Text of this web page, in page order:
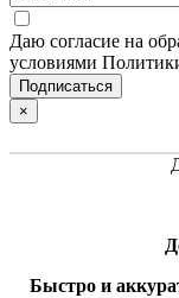
Даю согласие на
условиями
×
Быстро и